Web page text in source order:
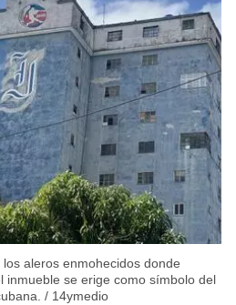
aleros enmohecidos donde
inmueble se erige como símbolo del
/ 14ymedio